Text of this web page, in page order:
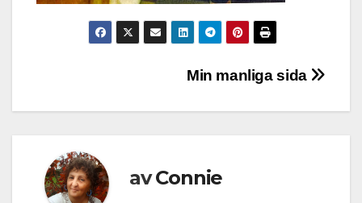
Inläggsnavigering
Min manliga sida
avConnie